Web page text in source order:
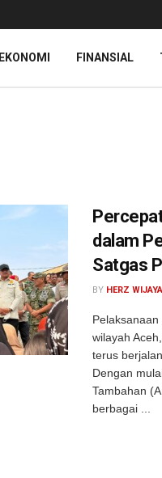
EKONOMI FINANSIAL
dalam
Satgas
BY HERZ WIJAYA
wilayah
terus
Dengan
Tambahan
berbagai ...